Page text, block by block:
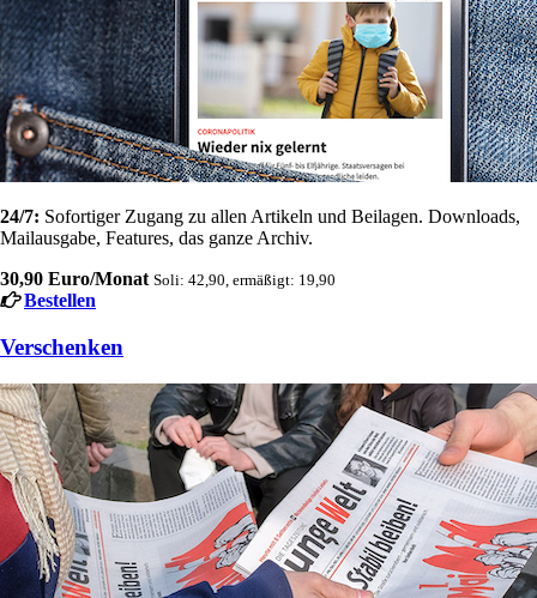
24/7: Sofortiger Zugang zu allen Artikeln und Beilagen. Downloads,
Mailausgabe, Features, das ganze Archiv.
30,90 Euro/Monat Soli: 42,90, ermäßigt: 19,90
Bestellen
Verschenken